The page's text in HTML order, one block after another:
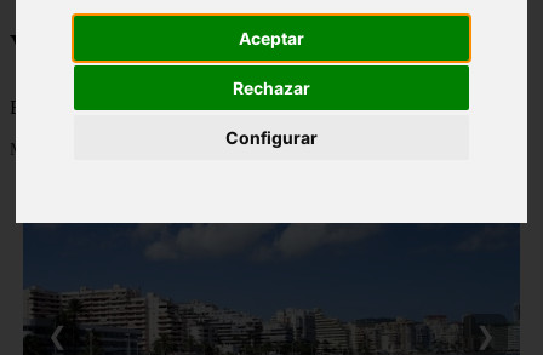
Aceptar
Rechazar
Configurar
Viajes a la Patagonia
Blog sobre la Patagonia en particular y sobre turismo en general
Mostrando 1 - 24 de 479 artículos
❮ ❯